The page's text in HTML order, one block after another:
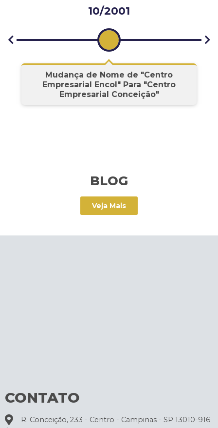
10/2001
Mudança de Nome de "Centro
Empresarial Encol" Para "Centro
Empresarial Conceição"
BLOG
Veja Mais
CONTATO
R. Conceição, 233 - Centro - Campinas - SP 13010-916